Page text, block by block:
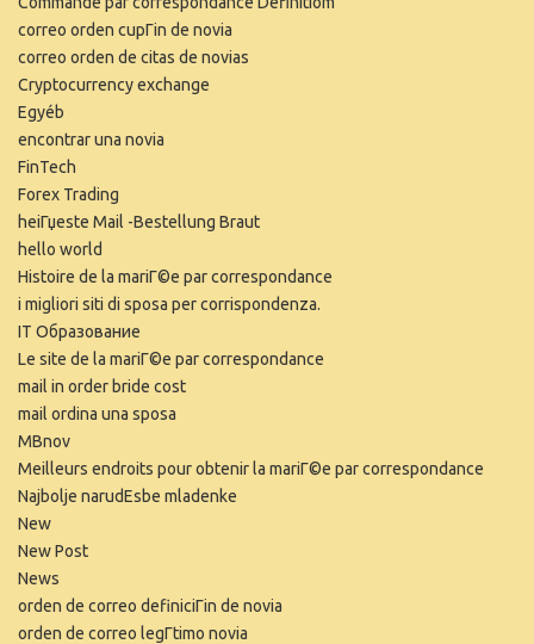
correo orden cupГіn de novia
correo orden de citas de novias
Cryptocurrency exchange
Egyéb
encontrar una novia
FinTech
Forex Trading
heiГџeste Mail -Bestellung Braut
hello world
Histoire de la mariГ©e par correspondance
i migliori siti di sposa per corrispondenza.
IT Образование
Le site de la mariГ©e par correspondance
mail in order bride cost
mail ordina una sposa
MBnov
Meilleurs endroits pour obtenir la mariГ©e par correspondance
Najbolje narudЕѕbe mladenke
New
New Post
News
orden de correo definiciГіn de novia
orden de correo legГ­timo novia